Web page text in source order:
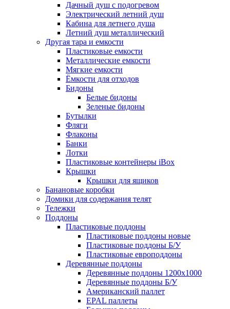
Дачный душ с подогревом
Электрический летний душ
Кабина для летнего душа
Летний душ металлический
Другая тара и емкости
Пластиковые емкости
Металлические емкости
Мягкие емкости
Ёмкости для отходов
Бидоны
Белые бидоны
Зеленые бидоны
Бутылки
Фляги
Флаконы
Банки
Лотки
Пластиковые контейнеры iBox
Крышки
Крышки для ящиков
Банановые коробки
Домики для содержания телят
Тележки
Поддоны
Пластиковые поддоны
Пластиковые поддоны новые
Пластиковые поддоны Б/У
Пластиковые европоддоны
Деревянные поддоны
Деревянные поддоны 1200х1000
Деревянные поддоны Б/У
Американский паллет
EPAL паллеты